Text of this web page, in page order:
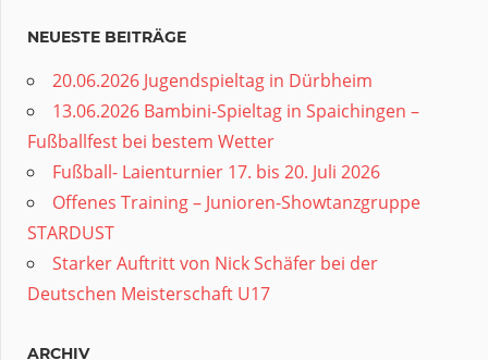
NEUESTE BEITRÄGE
20.06.2026 Jugendspieltag in Dürbheim
13.06.2026 Bambini-Spieltag in Spaichingen –
Fußballfest bei bestem Wetter
Fußball- Laienturnier 17. bis 20. Juli 2026
Offenes Training – Junioren-Showtanzgruppe
STARDUST
Starker Auftritt von Nick Schäfer bei der
Deutschen Meisterschaft U17
ARCHIV